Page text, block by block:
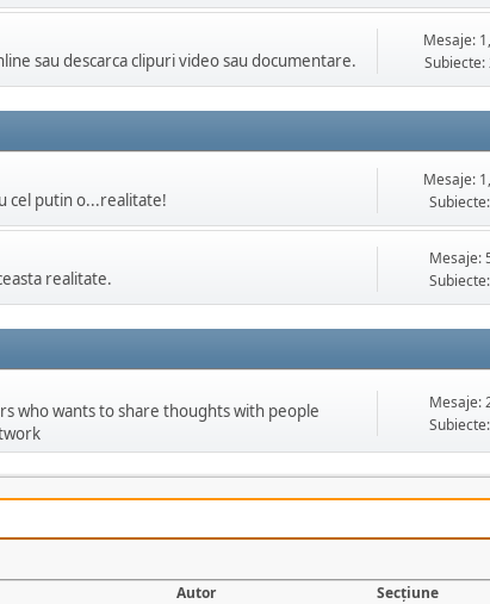
sau descarca clipuri video sau documentare.
Mesaje:
Subiecte:
cel putin o...realitate!
Mesaje:
realitate.
Mesaje:
who wants to share thoughts with people
Mesaje:
Autor Secţiune